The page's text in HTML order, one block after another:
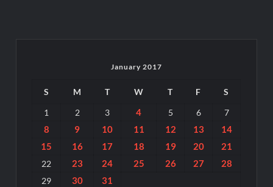
January 2017
S M T W T F
S
1
2 3 4 5 6 7
8 9 10 11 12 13
14
15
16 17 18 19 20 21
22 23 24 25 26 27 28
29 30 31